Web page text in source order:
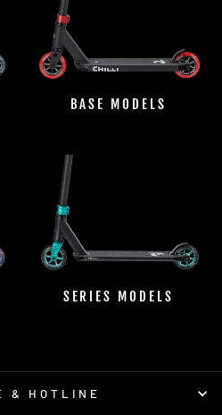
BASE MODELS
SERIES MODELS
& HOTLINE